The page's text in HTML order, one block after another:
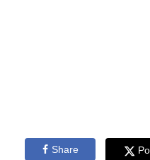
Share